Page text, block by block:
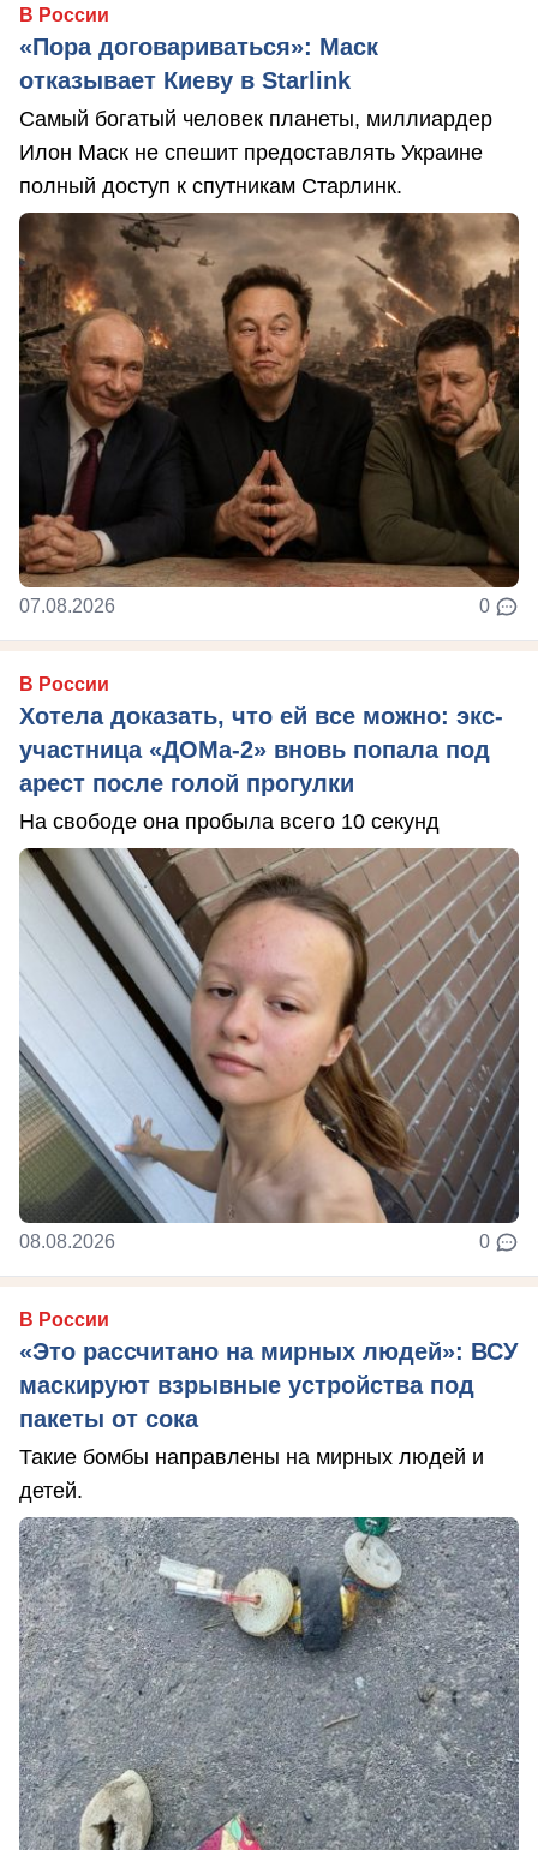
В России
«Пора договариваться»: Маск
отказывает Киеву в Starlink
Самый богатый человек планеты, миллиардер
Илон Маск не спешит предоставлять Украине
полный доступ к спутникам Старлинк.
07.08.2026 0
В России
Хотела доказать, что ей все можно: экс-
участница «ДОМа-2» вновь попала под
арест после голой прогулки
На свободе она пробыла всего 10 секунд
08.08.2026 0
В России
«Это рассчитано на мирных людей»: ВСУ
маскируют взрывные устройства под
пакеты от сока
Такие бомбы направлены на мирных людей и
детей.